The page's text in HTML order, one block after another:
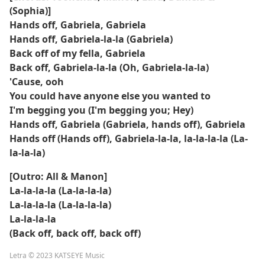
(Sophia)]
Hands off, Gabriela, Gabriela
Hands off, Gabriela-la-la (Gabriela)
Back off of my fella, Gabriela
Back off, Gabriela-la-la (Oh, Gabriela-la-la)
'Cause, ooh
You could have anyone else you wanted to
I'm begging you (I'm begging you; Hey)
Hands off, Gabriela (Gabriela, hands off), Gabriela
Hands off (Hands off), Gabriela-la-la, la-la-la-la (La-
la-la-la)
[Outro: All & Manon]
La-la-la-la (La-la-la-la)
La-la-la-la (La-la-la-la)
La-la-la-la
(Back off, back off, back off)
Letra © 2023 KATSEYE Music